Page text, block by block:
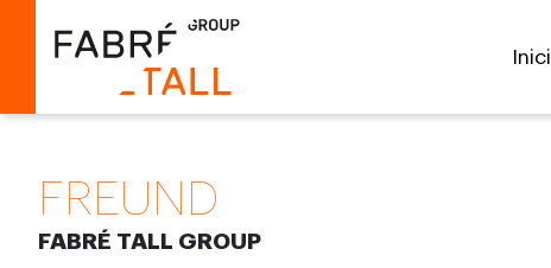
Inici
FREUND
FABRÉ TALL GROUP